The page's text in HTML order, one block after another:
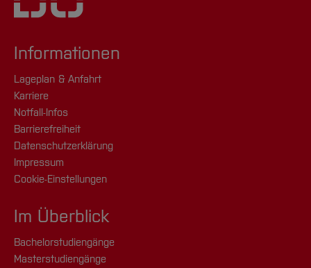
Informationen
Lageplan & Anfahrt
Karriere
Notfall-Infos
Barrierefreiheit
Datenschutzerklärung
Impressum
Cookie-Einstellungen
Im Überblick
Bachelorstudiengänge
Masterstudiengänge